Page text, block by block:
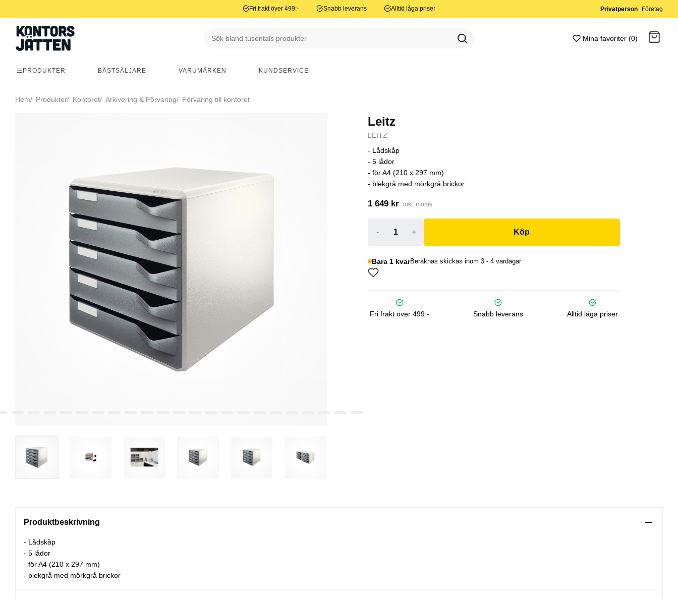
Fri frakt över 499:- Snabb leverans Alltid låga priser Privatperson Företag
Mina favoriter (0)
PRODUKTER BÄSTSÄLJARE VARUMÄRKEN KUNDSERVICE
Hem Produkter Kontoret Arkivering & Förvaring Förvaring till kontoret
Leitz
LEITZ
- Lådskåp
- 5 lådor
- för A4 (210 x 297 mm)
- blekgrå med mörkgrå brickor
1 649 kr inkl. moms
- + Köp
Bara 1 kvarBeräknas skickas inom 3 - 4 vardagar
Fri frakt över 499:- Snabb leverans Alltid låga priser
Produktbeskrivning
- Lådskåp
- 5 lådor
- för A4 (210 x 297 mm)
- blekgrå med mörkgrå brickor